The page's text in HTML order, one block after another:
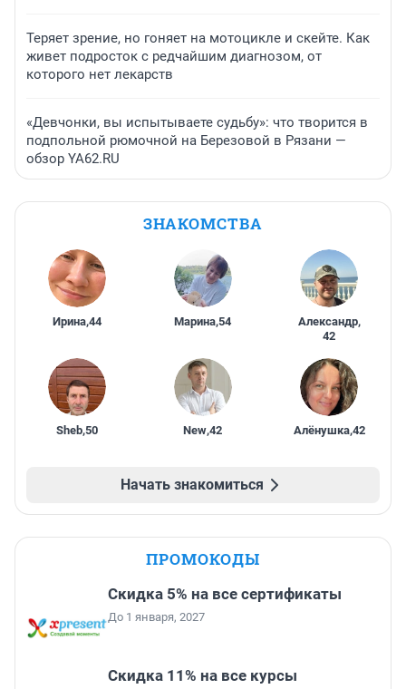
Теряет зрение, но гоняет на мотоцикле и скейте. Как
живет подросток с редчайшим диагнозом, от
которого нет лекарств
«Девчонки, вы испытываете судьбу»: что творится в
подпольной рюмочной на Березовой в Рязани —
обзор YA62.RU
ЗНАКОМСТВА
Ирина,44 Марина,54 Александр,
42
Sheb,50 New,42 Алёнушка,42
Начать знакомиться
ПРОМОКОДЫ
Скидка 5% на все сертификаты
До 1 января, 2027
Скидка 11% на все курсы